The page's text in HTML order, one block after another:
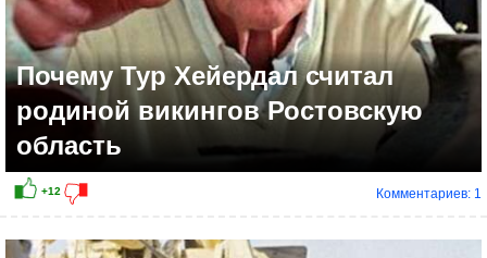
Почему Тур Хейердал считал
родиной викингов Ростовскую
область
Комментариев: 1